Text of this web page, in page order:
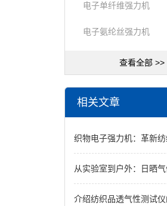
电子单纤维强力机
电子氨纶丝强力机
查看全部 >>
相关文章
织物电子强力机：革新纺织行
从实验室到户外：日晒气候老化仪如何准确模拟自然老
介绍纺织品透气性测试仪的原理、